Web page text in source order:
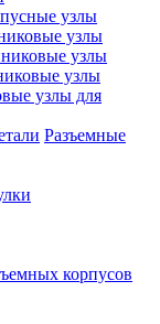
узлы
узлы
узлы
узлы
узлы для
Разъемные
корпусов